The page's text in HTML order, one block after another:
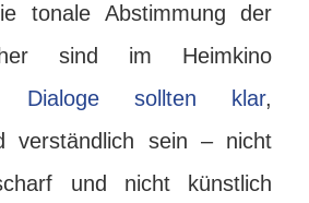
tonale Abstimmung der
sind im Heimkino
Dialoge sollten klar,
verständlich sein – nicht
und nicht künstlich